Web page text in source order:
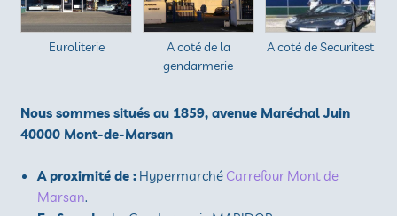
Euroliterie
A coté de la
gendarmerie
A coté de Securitest
Nous sommes situés au 1859, avenue Maréchal Juin
40000 Mont-de-Marsan
A proximité de :HypermarchéCarrefour Mont de
Marsan.